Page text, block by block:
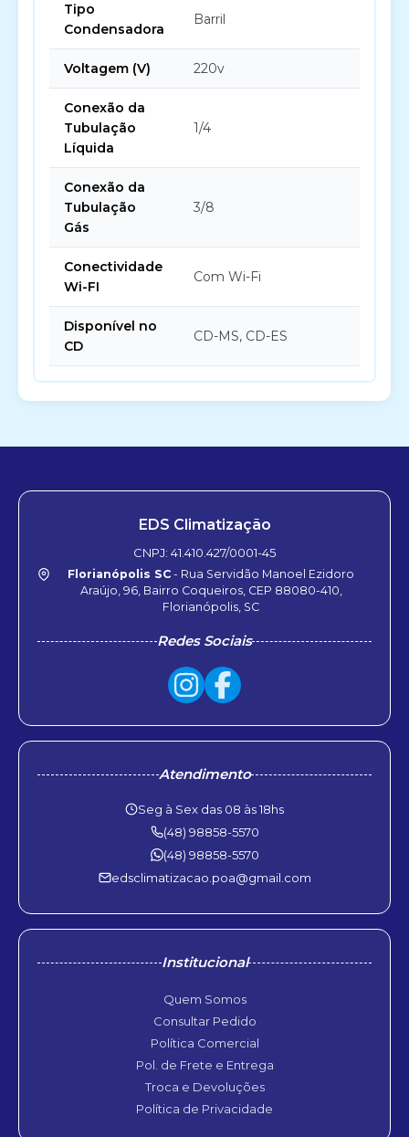
Tipo
Condensadora
Barril
Voltagem (V) 220v
Conexão da
Tubulação
Líquida
1/4
Conexão da
Tubulação
Gás
3/8
Conectividade
Wi-FI
Com Wi-Fi
Disponível no
CD
CD-MS, CD-ES
EDS Climatização
CNPJ: 41.410.427/0001-45
Florianópolis SC - Rua Servidão Manoel Ezidoro
Araújo, 96, Bairro Coqueiros, CEP 88080-410,
Florianópolis, SC
Redes Sociais
Atendimento
Seg à Sex das 08 às 18hs
(48) 98858-5570
(48) 98858-5570
edsclimatizacao.poa@gmail.com
Institucional
Quem Somos
Consultar Pedido
Política Comercial
Pol. de Frete e Entrega
Troca e Devoluções
Política de Privacidade